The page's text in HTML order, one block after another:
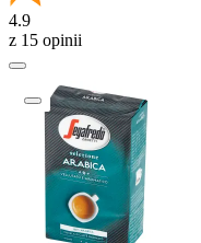
4.9
z 15 opinii